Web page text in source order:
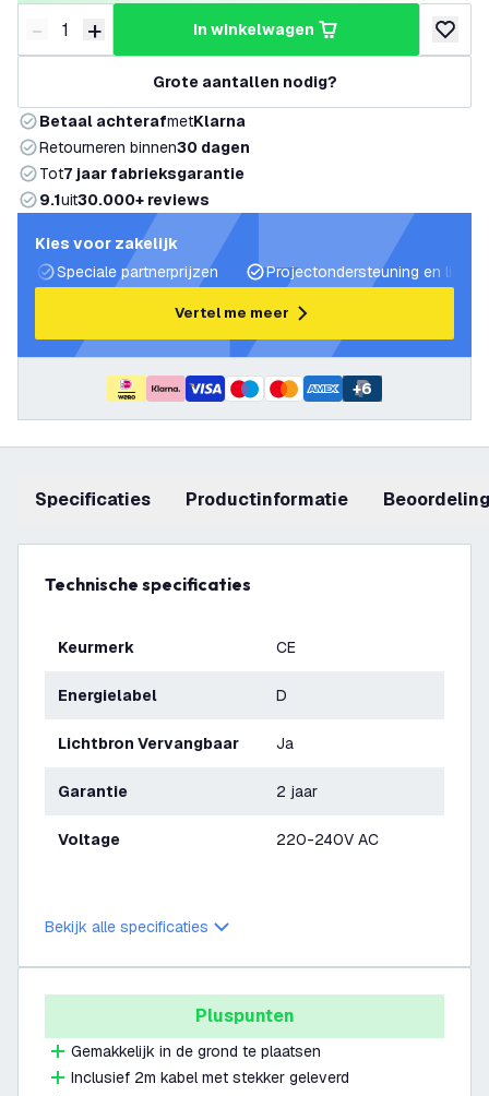
Verminder hoeveelheid
- Verhoog hoeveelheid
+ in winkelwagen
Grote aantallen nodig?
Betaal achterafmetKlarna
Retourneren binnen30 dagen
Tot7 jaar fabrieksgarantie
9.1uit30.000+ reviews
Kies voor zakelijk
Speciale partnerprijzen
Projectondersteuning en
Vertel me meer
+6
Specificaties productinformatie
Technische specificaties
Keurmerk CE
Energielabel D
Lichtbron Vervangbaar Ja
Garantie 2 jaar
Voltage 220-240V AC
Bekijk alle specificaties
Pluspunten
Gemakkelijk in de grond te plaatsen
Inclusief 2m kabel met stekker geleverd